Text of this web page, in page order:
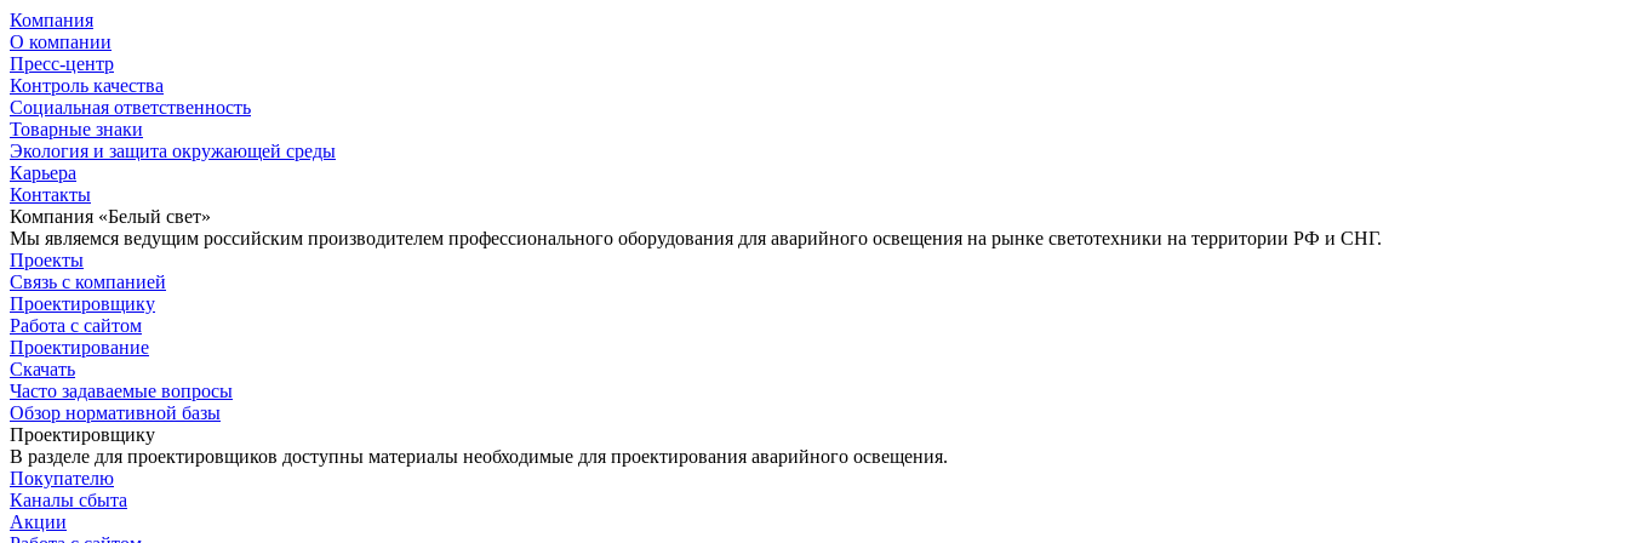
Компания
О компании
Пресс-центр
Контроль качества
Социальная ответственность
Товарные знаки
Экология и защита окружающей среды
Карьера
Контакты
Компания «Белый свет»
Мы являемся ведущим российским производителем профессионального оборудования для аварийного освещения на рынке светотехники на территории РФ и СНГ.
Проекты
Связь с компанией
Проектировщику
Работа с сайтом
Проектирование
Скачать
Часто задаваемые вопросы
Обзор нормативной базы
Проектировщику
В разделе для проектировщиков доступны материалы необходимые для проектирования аварийного освещения.
Покупателю
Каналы сбыта
Акции